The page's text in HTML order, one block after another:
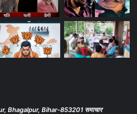
Bhagalpur, Bihar-853201 समाचार